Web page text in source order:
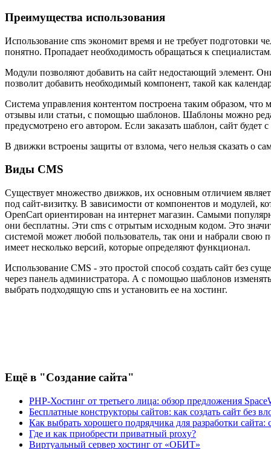
Преимущества использования
Использование cms экономит время и не требует подготовки
понятно. Пропадает необходимость обращаться к
Модули позволяют добавить на сайт недостающий элемент.
позволит добавить необходимый компонент, такой как
Система управления контентом построена таким образом,
отзывы или статьи, с помощью шаблонов. Шаблоны можно
предусмотрено его автором. Если заказать шаблон, сайт
В движки встроены защиты от взлома, чего нельзя сказать о
Виды CMS
Существует множество движков, их основным отличием
под сайт-визитку. В зависимости от компонентов и модулей,
OpenCart ориентирован на интернет магазин. Самыми
они бесплатны. Эти cms с отрытым исходным кодом. Это
системой может любой пользователь, так они и набрали свою
имеет несколько версий, которые определяют функционал.
Использование CMS - это простой способ создать сайт без
через панель администратора. А с помощью шаблонов
выбрать подходящую cms и установить ее на хостинг.
Ещё в "Создание сайта"
PHP-Хостинг от третьего лица: обзор предложения
Бесплатные конструкторы сайтов: как создать сайт без
Как выбрать хорошего подрядчика для разработки
Где и как приобрести приватный proxy?
Виртуальный сервер хостинг от «ОБИТ»